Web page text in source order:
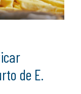
de E.